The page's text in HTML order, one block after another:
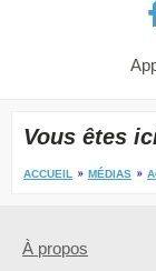
Vous êtes
ACCUEIL MÉDIAS
À propos